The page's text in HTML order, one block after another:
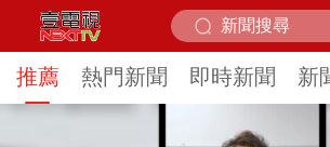
推薦 熱門新聞 即時新聞 新